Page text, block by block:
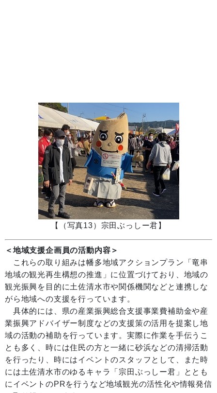
【（写真13）宗田ぶっしー君】
＜ 地域支援企画員の活動内容 ＞
これらの取り組みは幡多地域アクションプラン「竜串
地域の観光再生構想の推進」に位置づけており、地域の
観光振興を目的に土佐清水市や関係機関などと連携しな
がら地域への支援を行っています。
具体的には、県の産業振興総合支援事業費補助金や産
業振興アドバイザー制度などの支援策の活用を提案し地
域の活動の補助を行っています。実際に作業を手伝うこ
とも多く、時には住民の方と一緒に砂浜などの清掃活動
を行ったり、時にはイベントのスタッフとして、また時
には土佐清水市のゆるキャラ「宗田ぶっしー君」ととも
にイベントのPRを行うなど地域観光の活性化や情報発信